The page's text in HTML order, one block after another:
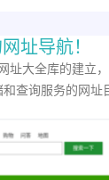
址导航！
址大全库的建立
查询服务的网址